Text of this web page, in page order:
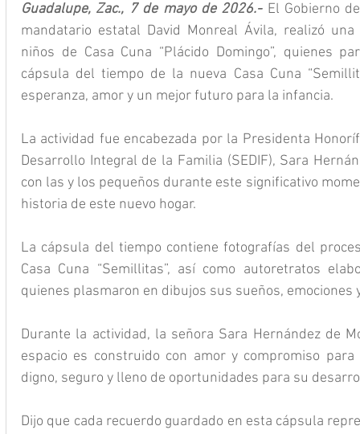
Guadalupe, Zac., 7 de mayo de 2026.- El Gobierno
mandatario estatal David Monreal Ávila, realizó
niños de Casa Cuna “Plácido Domingo”, quienes
cápsula del tiempo de la nueva Casa Cuna
esperanza, amor y un mejor futuro para la infancia.
La actividad fue encabezada por la Presidenta
Desarrollo Integral de la Familia (SEDIF), Sara
con las y los pequeños durante este significativo
historia de este nuevo hogar.
La cápsula del tiempo contiene fotografías del
Casa Cuna “Semillitas”, así como autoretratos
quienes plasmaron en dibujos sus sueños, emociones
Durante la actividad, la señora Sara Hernández de
espacio es construido con amor y compromiso
digno, seguro y lleno de oportunidades para su
Dijo que cada recuerdo guardado en esta cápsula